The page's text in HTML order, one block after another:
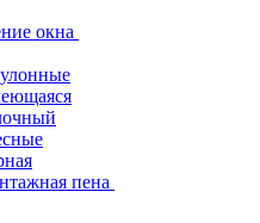
окна
пена